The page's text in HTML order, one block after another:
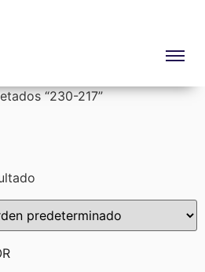
“230-217”